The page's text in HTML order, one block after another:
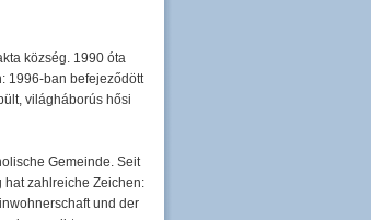
község. 1990 óta
1996-ban befejeződött
világháborús hősi
Gemeinde. Seit
hat zahlreiche Zeichen:
und der